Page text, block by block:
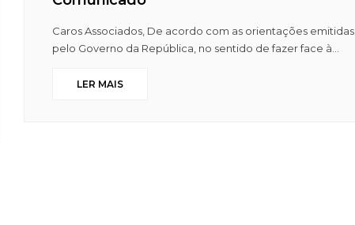
Caros Associados, De acordo com as orientações emitidas
pelo Governo da República, no sentido de fazer face à...
LER MAIS